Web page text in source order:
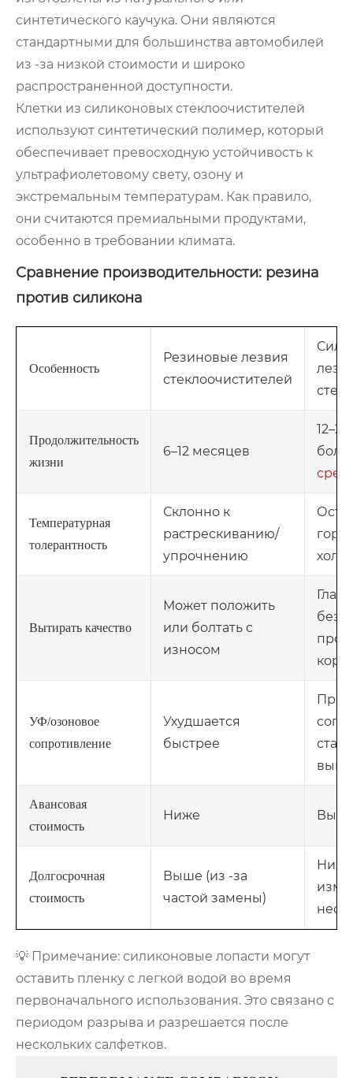
синтетического каучука. Они являются
стандартными для большинства автомобилей
из -за низкой стоимости и широко
распространенной доступности.
Клетки из силиконовых стеклоочистителей
используют синтетический полимер, который
обеспечивает превосходную устойчивость к
ультрафиолетовому свету, озону и
экстремальным температурам. Как правило,
они считаются премиальными продуктами,
особенно в требовании климата.
Сравнение производительности: резина
против силикона
Особенность
Резиновые лезвия
стеклоочистителей
Продолжительность
жизни
6–12 месяцев
Температурная
толерантность
Склонно к
растрескиванию/
упрочнению
Вытирать качество
Может положить
или болтать с
износом
УФ/озоновое
сопротивление
Ухудшается
быстрее
Авансовая
стоимость
Ниже
Долгосрочная
стоимость
Выше (из -за
частой замены)
💡 Примечание: силиконовые лопасти могут
оставить пленку с легкой водой во время
первоначального использования. Это связано с
периодом разрыва и разрешается после
нескольких салфетков.